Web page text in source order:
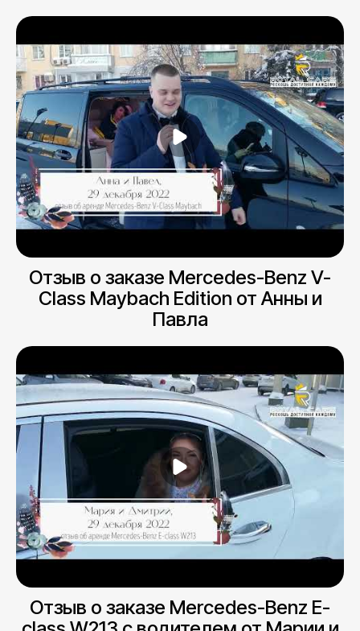
Отзыв о заказе Mercedes-Benz V-
Class Maybach Edition от Анны и
Павла
Отзыв о заказе Mercedes-Benz E-